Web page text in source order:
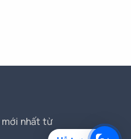
mới nhất từ